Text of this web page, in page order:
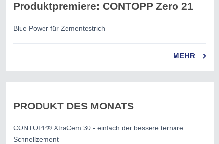
Produktpremiere: CONTOPP Zero 21
Blue Power für Zementestrich
MEHR
PRODUKT DES MONATS
CONTOPP® XtraCem 30 - einfach der bessere ternäre
Schnellzement